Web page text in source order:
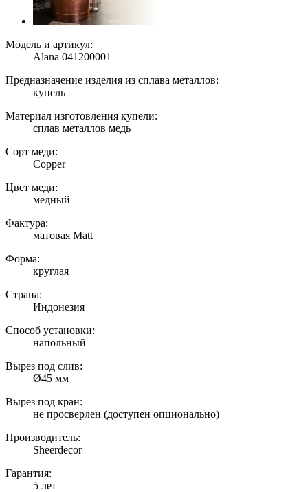
Модель и артикул:
Alana 041200001
Предназначение изделия из сплава металлов:
купель
Материал изготовления купели:
сплав металлов медь
Сорт меди:
Copper
Цвет меди:
медный
Фактура:
матовая Matt
Форма:
круглая
Страна:
Индонезия
Способ установки:
напольный
Вырез под слив:
Ø45 мм
Вырез под кран:
не просверлен (доступен опционально)
Производитель:
Sheerdecor
Гарантия:
5 лет